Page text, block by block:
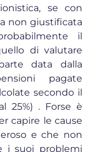
se con
non giustificata
il
di valutare
data dalla
pagate
secondo il
25%) . Forse è
capire le cause
e che non
i suoi problemi